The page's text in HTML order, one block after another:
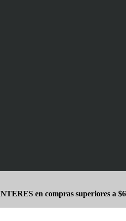
en compras superiores a